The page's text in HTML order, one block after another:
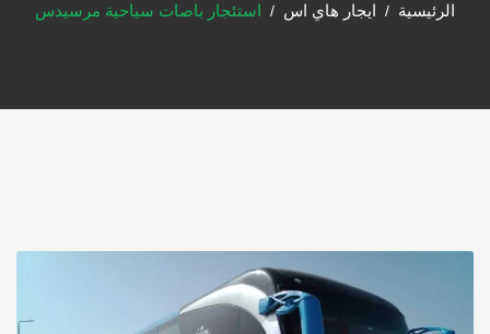
الرئيسية ايجار هاي اس استئجار باصات سياحية مرسيدس